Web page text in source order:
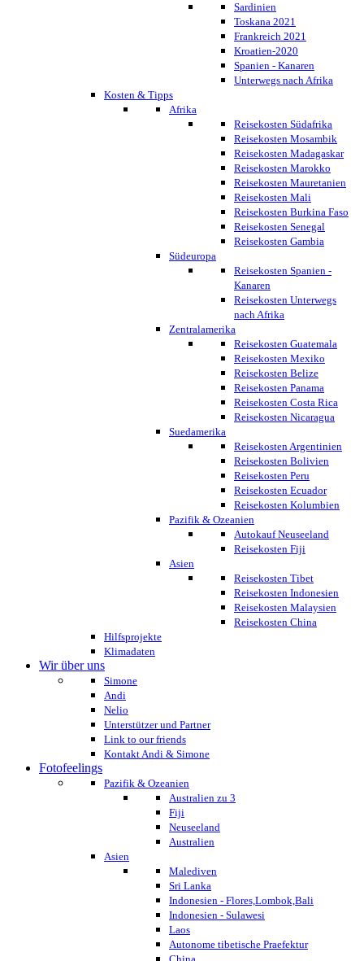
Sardinien
Toskana 2021
Frankreich 2021
Kroatien-2020
Spanien - Kanaren
Unterwegs nach Afrika
Kosten & Tipps
Afrika
Reisekosten Südafrika
Reisekosten Mosambik
Reisekosten Madagaskar
Reisekosten Marokko
Reisekosten Mauretanien
Reisekosten Mali
Reisekosten Burkina Faso
Reisekosten Senegal
Reisekosten Gambia
Südeuropa
Reisekosten Spanien -
Kanaren
Reisekosten Unterwegs
nach Afrika
Zentralamerika
Reisekosten Guatemala
Reisekosten Mexiko
Reisekosten Belize
Reisekosten Panama
Reisekosten Costa Rica
Reisekosten Nicaragua
Suedamerika
Reisekosten Argentinien
Reisekosten Bolivien
Reisekosten Peru
Reisekosten Ecuador
Reisekosten Kolumbien
Pazifik & Ozeanien
Autokauf Neuseeland
Reisekosten Fiji
Asien
Reisekosten Tibet
Reisekosten Indonesien
Reisekosten Malaysien
Reisekosten China
Hilfsprojekte
Klimadaten
Wir über uns
Simone
Andi
Nelio
Unterstützer und Partner
Link to our friends
Kontakt Andi & Simone
Fotofeelings
Pazifik & Ozeanien
Australien zu 3
Fiji
Neuseeland
Australien
Asien
Malediven
Sri Lanka
Indonesien - Flores,Lombok,Bali
Indonesien - Sulawesi
Laos
Autonome tibetische Praefektur